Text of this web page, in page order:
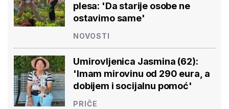
plesa: 'Da starije osobe ne
ostavimo same'
NOVOSTI
Umirovljenica Jasmina (62):
'Imam mirovinu od 290 eura, a
dobijem i socijalnu pomoć'
PRIČE